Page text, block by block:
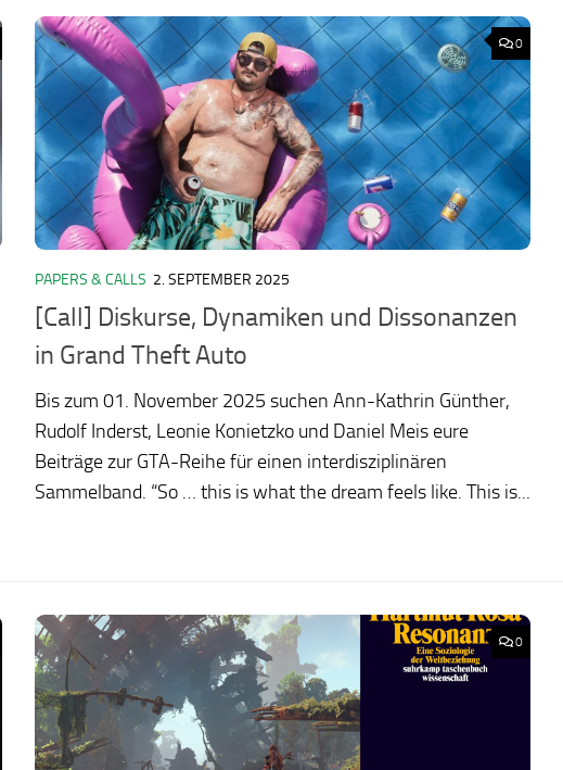
0
PAPERS & CALLS 2. SEPTEMBER 2025
[Call] Diskurse, Dynamiken und Dissonanzen
in Grand Theft Auto
Bis zum 01. November 2025 suchen Ann-Kathrin Günther,
Rudolf Inderst, Leonie Konietzko und Daniel Meis eure
Beiträge zur GTA-Reihe für einen interdisziplinären
Sammelband. “So … this is what the dream feels like. This is...
0